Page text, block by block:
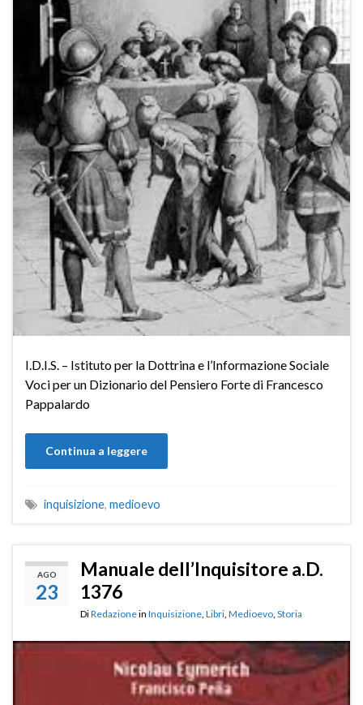
I.D.I.S. – Istituto per la Dottrina e l’Informazione Sociale
Voci per un Dizionario del Pensiero Forte di Francesco
Pappalardo
Continua a leggere
inquisizione, medioevo
AGO
23
Manuale dell’Inquisitore a.D.
1376
DiRedazionein Inquisizione Libri Medioevo Storia